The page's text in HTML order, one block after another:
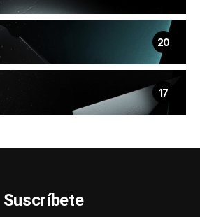
20
17
Suscríbete